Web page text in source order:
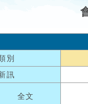
別
訊
全文